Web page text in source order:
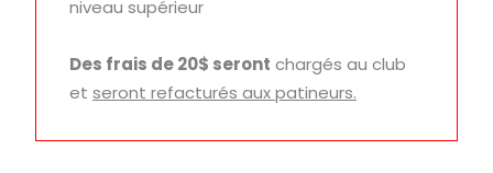
niveau supérieur
Des frais de 20$ seront chargés au club
et seront refacturés aux patineurs.